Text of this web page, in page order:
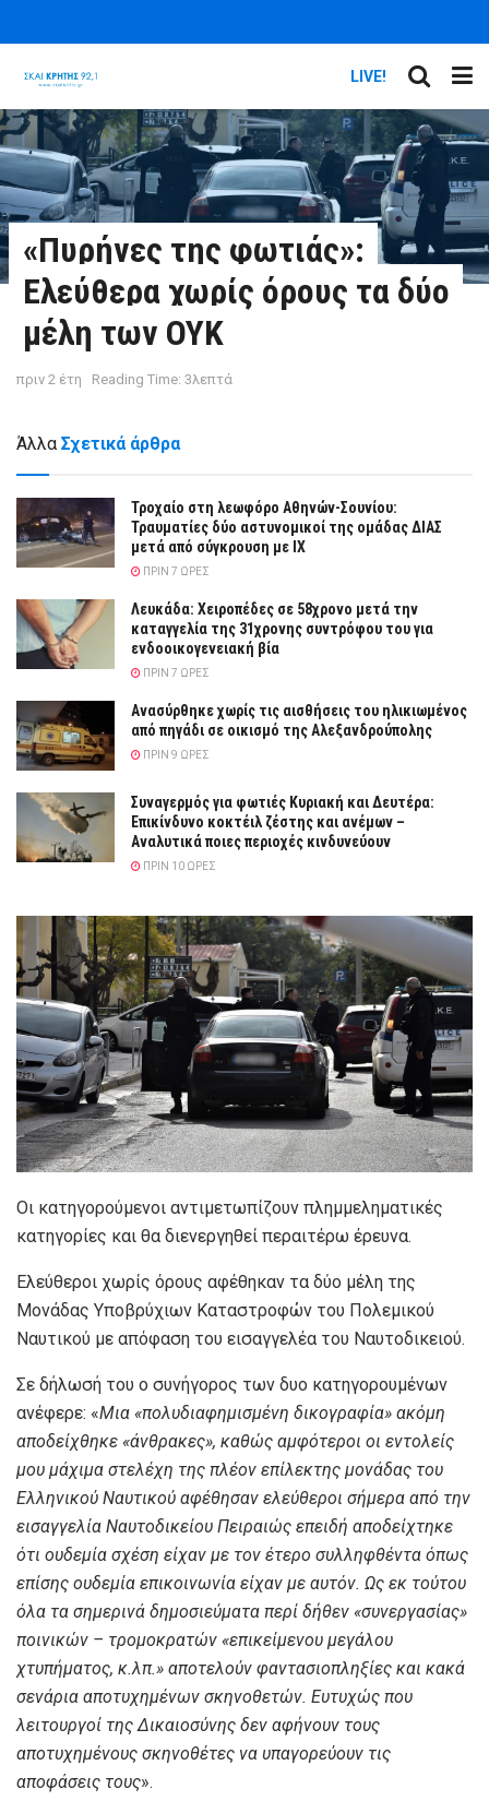
LIVE!
«Πυρήνες της φωτιάς»:
Ελεύθερα χωρίς όρους τα δύο
μέλη των ΟΥΚ
πριν 2 έτη Reading Time: 3λεπτά
Άλλα Σχετικά άρθρα
Τροχαίο στη λεωφόρο Αθηνών-Σουνίου:
Τραυματίες δύο αστυνομικοί της ομάδας ΔΙΑΣ
μετά από σύγκρουση με ΙΧ
ΠΡΙΝ 7 ΏΡΕΣ
Λευκάδα: Χειροπέδες σε 58χρονο μετά την
καταγγελία της 31χρονης συντρόφου του για
ενδοοικογενειακή βία
ΠΡΙΝ 7 ΏΡΕΣ
Ανασύρθηκε χωρίς τις αισθήσεις του ηλικιωμένος
από πηγάδι σε οικισμό της Αλεξανδρούπολης
ΠΡΙΝ 9 ΏΡΕΣ
Συναγερμός για φωτιές Κυριακή και Δευτέρα:
Επικίνδυνο κοκτέιλ ζέστης και ανέμων –
Αναλυτικά ποιες περιοχές κινδυνεύουν
ΠΡΙΝ 10 ΏΡΕΣ
Οι κατηγορούμενοι αντιμετωπίζουν πλημμεληματικές
κατηγορίες και θα διενεργηθεί περαιτέρω έρευνα.
Ελεύθεροι χωρίς όρους αφέθηκαν τα δύο μέλη της
Μονάδας Υποβρύχιων Καταστροφών του Πολεμικού
Ναυτικού με απόφαση του εισαγγελέα του Ναυτοδικειού.
Σε δήλωσή του ο συνήγορος των δυο κατηγορουμένων
ανέφερε: «Μια «πολυδιαφημισμένη δικογραφία» ακόμη
αποδείχθηκε «άνθρακες», καθώς αμφότεροι οι εντολείς
μου μάχιμα στελέχη της πλέον επίλεκτης μονάδας του
Ελληνικού Ναυτικού αφέθησαν ελεύθεροι σήμερα από την
εισαγγελία Ναυτοδικείου Πειραιώς επειδή αποδείχτηκε
ότι ουδεμία σχέση είχαν με τον έτερο συλληφθέντα όπως
επίσης ουδεμία επικοινωνία είχαν με αυτόν. Ως εκ τούτου
όλα τα σημερινά δημοσιεύματα περί δήθεν «συνεργασίας»
ποινικών – τρομοκρατών «επικείμενου μεγάλου
χτυπήματος, κ.λπ.» αποτελούν φαντασιοπληξίες και κακά
σενάρια αποτυχημένων σκηνοθετών. Ευτυχώς που
λειτουργοί της Δικαιοσύνης δεν αφήνουν τους
αποτυχημένους σκηνοθέτες να υπαγορεύουν τις
αποφάσεις τους».